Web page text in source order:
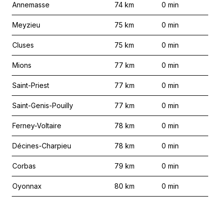
Annemasse 74 km 0 min
Meyzieu 75 km 0 min
Cluses 75 km 0 min
Mions 77 km 0 min
Saint-Priest 77 km 0 min
Saint-Genis-Pouilly 77 km 0 min
Ferney-Voltaire 78 km 0 min
Décines-Charpieu 78 km 0 min
Corbas 79 km 0 min
Oyonnax 80 km 0 min